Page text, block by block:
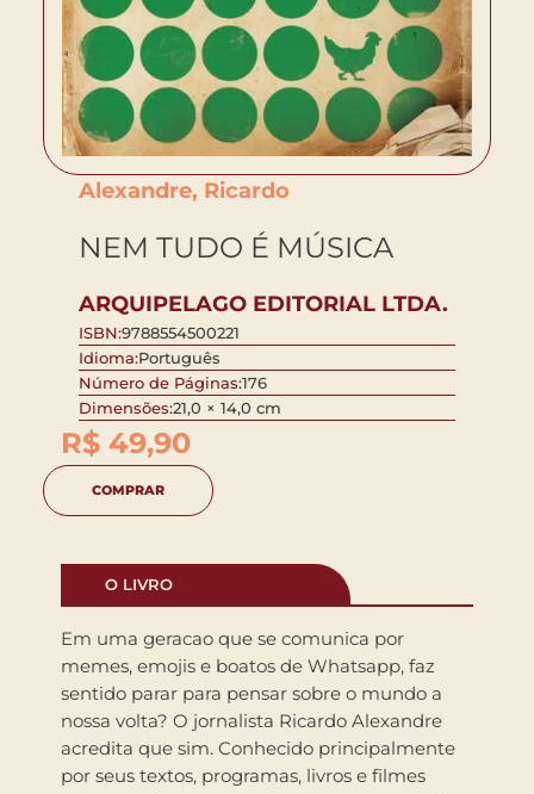
Alexandre, Ricardo
NEM TUDO É MÚSICA
ARQUIPELAGO EDITORIAL LTDA.
ISBN:9788554500221
Idioma:Português
Número de Páginas:176
Dimensões:21,0 × 14,0 cm
R$ 49,90
COMPRAR
O LIVRO
Em uma geracao que se comunica por
memes, emojis e boatos de Whatsapp, faz
sentido parar para pensar sobre o mundo a
nossa volta? O jornalista Ricardo Alexandre
acredita que sim. Conhecido principalmente
por seus textos, programas, livros e filmes